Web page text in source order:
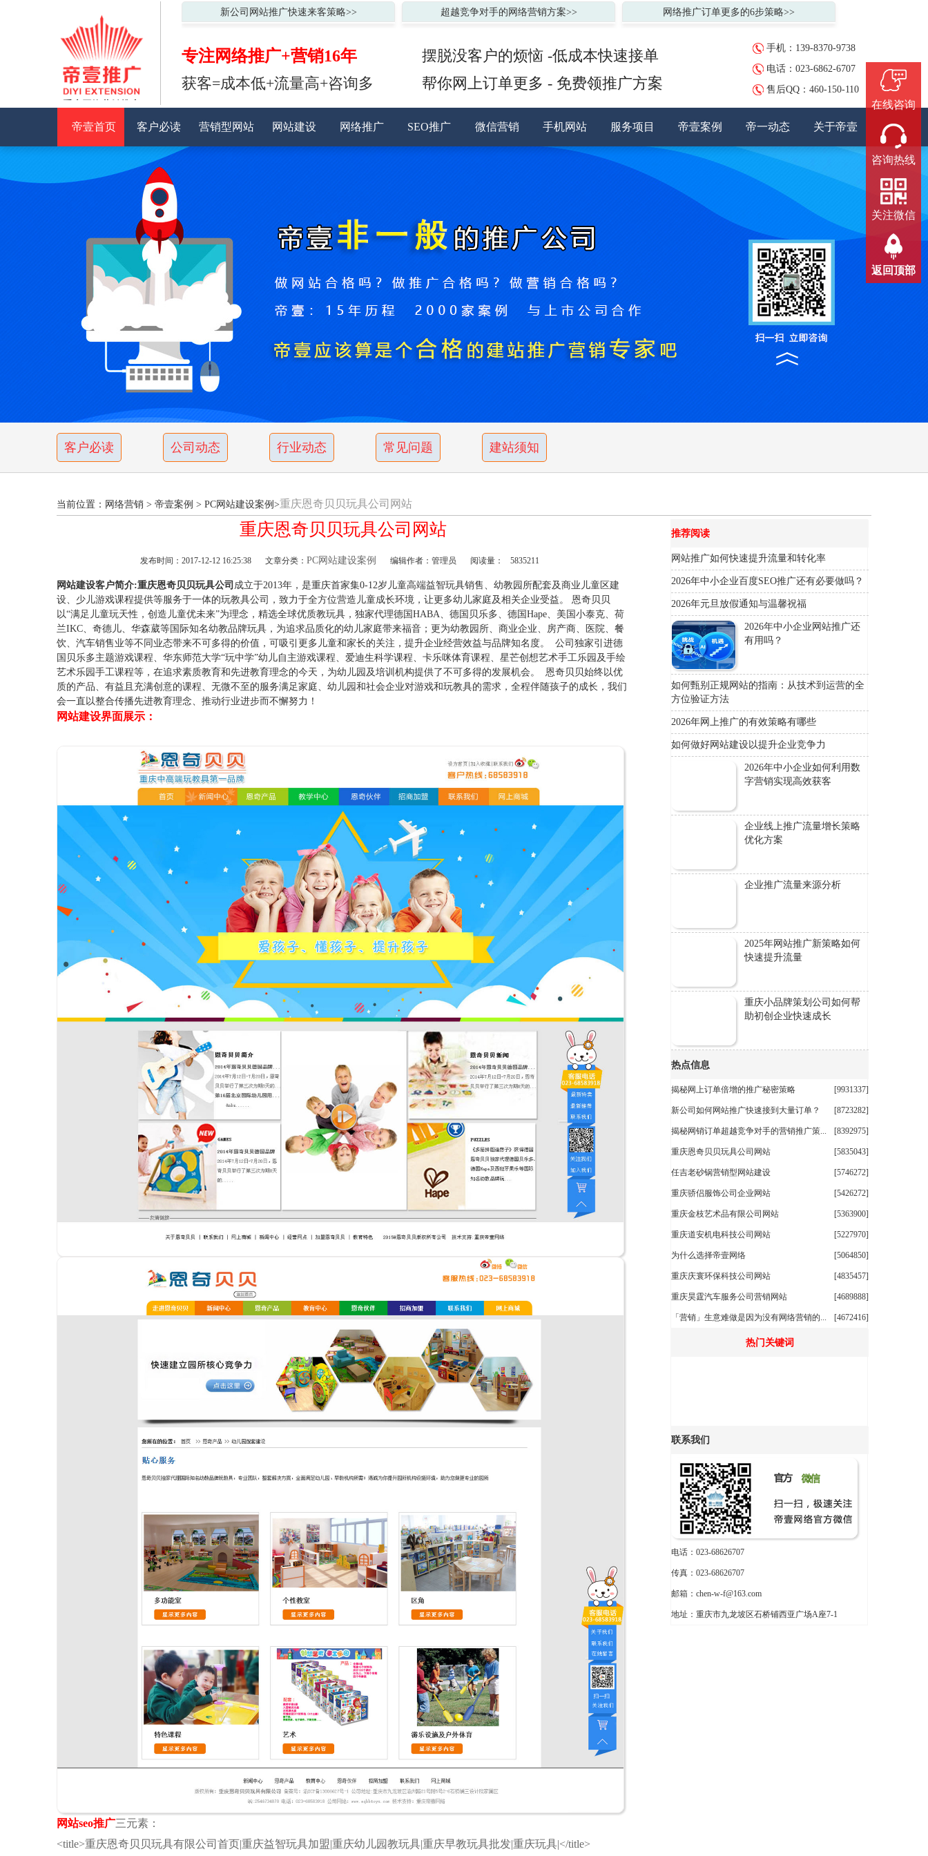
新公司网站推广快速来客策略>> 超越竞争对手的网络营销方案>> 网络推广订单更多的6步策略>>
专注网络推广+营销16年
获客=成本低+流量高+咨询多
摆脱没客户的烦恼 -低成本快速接单
帮你网上订单更多 - 免费领推广方案
手机：139-8370-9738
电话：023-6862-6707
售后QQ： 460-150-110
帝壹首页 客户必读 营销型网站 网站建设 网络推广 SEO推广 微信营销 手机网站 服务项目 帝壹案例 帝一动态 关于帝壹
客户必读 公司动态 行业动态 常见问题 建站须知
当前位置： 网络营销 > 帝壹案例 > PC网站建设案例 >重庆恩奇贝贝玩具公司网站
重庆恩奇贝贝玩具公司网站
发布时间：2017-12-12 16:25:38 文章分类： PC网站建设案例 编辑作者：管理员 阅读量： 5835211
网站建设客户简介:重庆恩奇贝贝玩具公司 成立于2013年，是重庆首家集0-12岁儿童高端益智玩具销售、幼教园所配套及商业儿童区建
设、少儿游戏课程提供等服务于一体的玩教具公司，致力于全方位营造儿童成长环境，让更多幼儿家庭及相关企业受益。 恩奇贝贝
以“满足儿童玩天性，创造儿童优未来”为理念，精选全球优质教玩具，独家代理德国HABA、德国贝乐多、德国Hape、美国小泰克、荷
兰IKC、奇德儿、华森葳等国际知名幼教品牌玩具，为追求品质化的幼儿家庭带来福音；更为幼教园所、商业企业、房产商、医院、餐
饮、汽车销售业等不同业态带来不可多得的价值，可吸引更多儿童和家长的关注，提升企业经营效益与品牌知名度。 公司独家引进德
国贝乐多主题游戏课程、华东师范大学“玩中学”幼儿自主游戏课程、爱迪生科学课程、卡乐咪体育课程、星芒创想艺术手工乐园及手绘
艺术乐园手工课程等，在追求素质教育和先进教育理念的今天，为幼儿园及培训机构提供了不可多得的发展机会。 恩奇贝贝始终以优
质的产品、有益且充满创意的课程、无微不至的服务满足家庭、幼儿园和社会企业对游戏和玩教具的需求，全程伴随孩子的成长，我们
会一直以整合传播先进教育理念、推动行业进步而不懈努力！
网站建设界面展示：
网站seo推广三元素：
<title>重庆恩奇贝贝玩具有限公司首页|重庆益智玩具加盟|重庆幼儿园教玩具|重庆早教玩具批发|重庆玩具|</title>
推荐阅读
网站推广如何快速提升流量和转化率
2026年中小企业百度SEO推广还有必要做吗？
2026年元旦放假通知与温馨祝福
2026年中小企业网站推广还
有用吗？
如何甄别正规网站的指南：从技术到运营的全
方位验证方法
2026年网上推广的有效策略有哪些
如何做好网站建设以提升企业竞争力
2026年中小企业如何利用数
字营销实现高效获客
企业线上推广流量增长策略
优化方案
企业推广流量来源分析
2025年网站推广新策略如何
快速提升流量
重庆小品牌策划公司如何帮
助初创企业快速成长
热点信息
揭秘网上订单倍增的推广秘密策略 [9931337]
新公司如何网站推广快速接到大量订单？ [8723282]
揭秘网销订单超越竞争对手的营销推广策... [8392975]
重庆恩奇贝贝玩具公司网站 [5835043]
任吉老砂锅营销型网站建设 [5746272]
重庆骄侣服饰公司企业网站 [5426272]
重庆金枝艺术品有限公司网站 [5363900]
重庆道安机电科技公司网站 [5227970]
为什么选择帝壹网络 [5064850]
重庆庆寰环保科技公司网站 [4835457]
重庆昊霆汽车服务公司营销网站 [4689888]
「营销」生意难做是因为没有网络营销的... [4672416]
热门关键词
联系我们
电话：023-68626707
传真：023-68626707
邮箱：chen-w-f@163.com
地址：重庆市九龙坡区石桥铺西亚广场A座7-1
在线咨询
咨询热线
关注微信
返回顶部